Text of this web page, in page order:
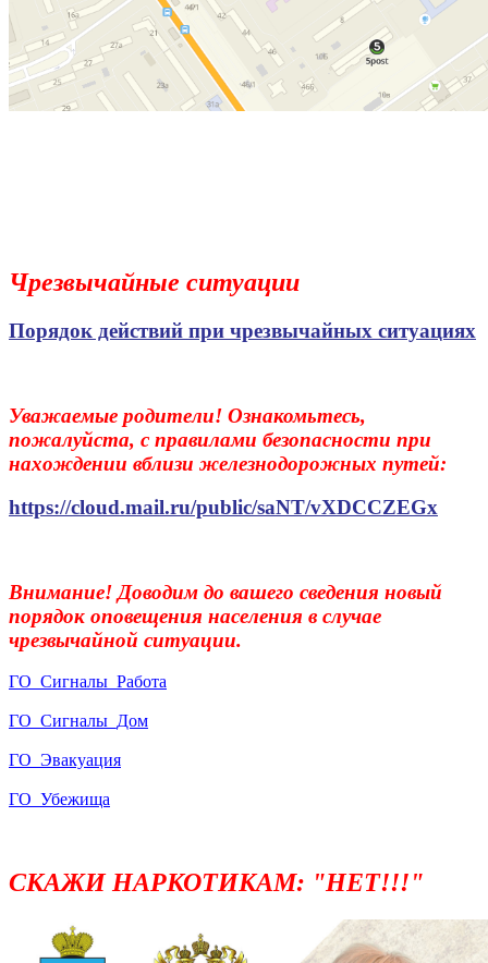
Чрезвычайные ситуации
Порядок действий при чрезвычайных ситуациях
Уважаемые родители! Ознакомьтесь,
пожалуйста, с правилами безопасности при
нахождении вблизи железнодорожных путей:
https://cloud.mail.ru/public/saNT/vXDCCZEGx
Внимание! Доводим до вашего сведения новый
порядок оповещения населения в случае
чрезвычайной ситуации.
ГО Сигналы_Работа
ГО_Сигналы_Дом
ГО_Эвакуация
ГО_Убежища
СКАЖИ НАРКОТИКАМ: "НЕТ!!!"